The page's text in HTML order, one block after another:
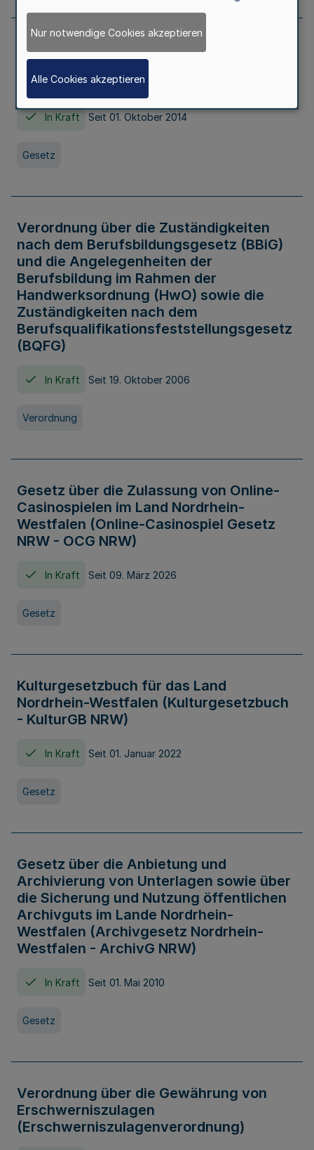
Gesetz über die Hochschulen des Landes
Nordrhein-Westfalen (Hochschulgesetz -
HG)
In Kraft Seit 01. Oktober 2014
Gesetz
Verordnung über die Zuständigkeiten
nach dem Berufsbildungsgesetz (BBiG)
und die Angelegenheiten der
Berufsbildung im Rahmen der
Handwerksordnung (HwO) sowie die
Zuständigkeiten nach dem
Berufsqualifikationsfeststellungsgesetz
(BQFG)
In Kraft Seit 19. Oktober 2006
Verordnung
Gesetz über die Zulassung von Online-
Casinospielen im Land Nordrhein-
Westfalen (Online-Casinospiel Gesetz
NRW - OCG NRW)
In Kraft Seit 09. März 2026
Gesetz
Kulturgesetzbuch für das Land
Nordrhein-Westfalen (Kulturgesetzbuch
- KulturGB NRW)
In Kraft Seit 01. Januar 2022
Gesetz
Gesetz über die Anbietung und
Archivierung von Unterlagen sowie über
die Sicherung und Nutzung öffentlichen
Archivguts im Lande Nordrhein-
Westfalen (Archivgesetz Nordrhein-
Westfalen - ArchivG NRW)
In Kraft Seit 01. Mai 2010
Gesetz
Verordnung über die Gewährung von
Erschwerniszulagen
(Erschwerniszulagenverordnung)
Nur notwendige Cookies akzeptieren
Alle Cookies akzeptieren